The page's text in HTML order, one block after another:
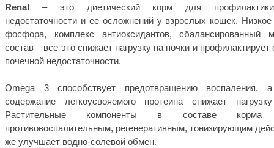
Renal – это диетический корм для профилактики
недостаточности и ее осложнений у взрослых кошек.
фосфора, комплекс антиоксидантов, сбалансированный
состав – все это снижает нагрузку на почки и профилактирует
почечной недостаточности.
Omega 3 способствует предотвращению воспаления,
содержание легкоусвояемого протеина снижает
Растительные компоненты в составе корма
противовоспалительным, регенеративным, тонизирующим
же улучшает водно-солевой обмен.